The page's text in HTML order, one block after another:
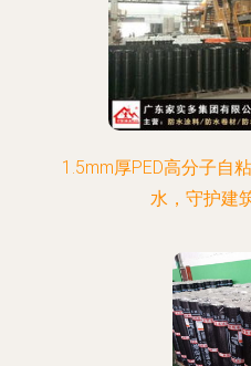
1.5mm厚PED高分子自
水，守护建